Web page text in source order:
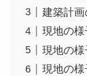
建築計
現地の
現地の
現地の